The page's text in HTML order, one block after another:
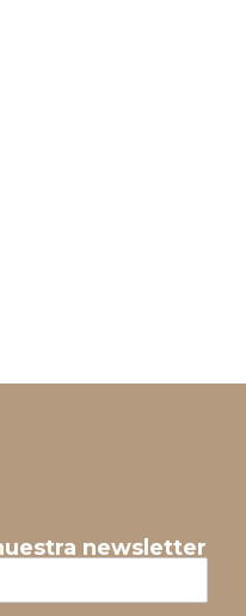
newsletter